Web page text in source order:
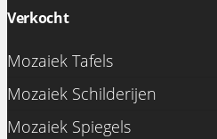
Verkocht
Mozaiek Tafels
Mozaiek Schilderijen
Mozaiek Spiegels